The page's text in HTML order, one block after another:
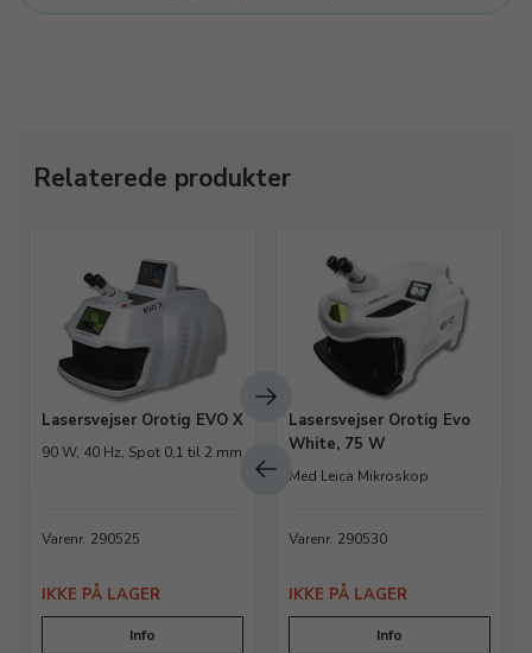
Relaterede produkter
Lasersvejser Orotig EVO X
90 W, 40 Hz, Spot 0,1 til 2 mm
Varenr. 290525
IKKE PÅ LAGER
Info
Lasersvejser Orotig Evo
White, 75 W
Med Leica Mikroskop
Varenr. 290530
IKKE PÅ LAGER
Info